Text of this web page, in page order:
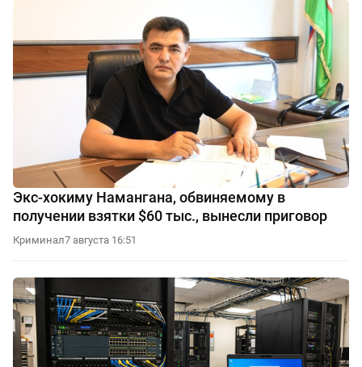
Экс-хокиму Намангана, обвиняемому в
получении взятки $60 тыс., вынесли приговор
Криминал7 августа 16:51